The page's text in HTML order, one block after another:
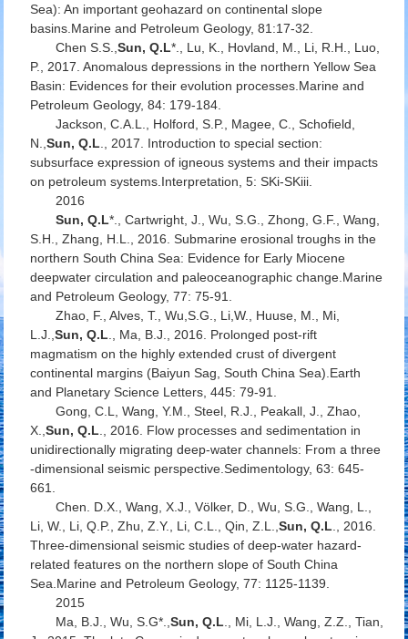
Sea): An important geohazard on continental slope
basins. Marine and Petroleum Geology, 81:17-32.
Chen S.S.,Sun, Q.L*., Lu, K., Hovland, M., Li, R.H., Luo,
P., 2017. Anomalous depressions in the northern Yellow Sea
Basin: Evidences for their evolution processes. Marine and
Petroleum Geology, 84: 179-184.
Jackson, C.A.L., Holford, S.P., Magee, C., Schofield,
N.,Sun, Q.L ., 2017. Introduction to special section:
subsurface expression of igneous systems and their impacts
on petroleum systems. Interpretation , 5: SKi-SKiii.
2016
Sun, Q.L*., Cartwright, J., Wu, S.G., Zhong, G.F., Wang,
S.H., Zhang, H.L., 2016. Submarine erosional troughs in the
northern South China Sea: Evidence for Early Miocene
deepwater circulation and paleoceanographic change. Marine
and Petroleum Geology, 77: 75-91.
Zhao, F., Alves, T., Wu,S.G., Li,W., Huuse, M., Mi,
L.J.,Sun, Q.L ., Ma, B.J., 2016. Prolonged post-rift
magmatism on the highly extended crust of divergent
continental margins (Baiyun Sag, South China Sea). Earth
and Planetary Science Letters , 445: 79-91.
Gong, C.L, Wang, Y.M., Steel, R.J., Peakall, J., Zhao,
X.,Sun, Q.L ., 2016. Flow processes and sedimentation in
unidirectionally migrating deep‐water channels: From a three
‐dimensional seismic perspective.Sedimentology, 63: 645-
661.
Chen. D.X., Wang, X.J., Völker, D., Wu, S.G., Wang, L.,
Li, W., Li, Q.P., Zhu, Z.Y., Li, C.L., Qin, Z.L.,Sun, Q.L ., 2016.
Three-dimensional seismic studies of deep-water hazard-
related features on the northern slope of South China
Sea. Marine and Petroleum Geology, 77: 1125-1139.
2015
Ma, B.J., Wu, S.G*.,Sun, Q.L ., Mi, L.J., Wang, Z.Z., Tian,